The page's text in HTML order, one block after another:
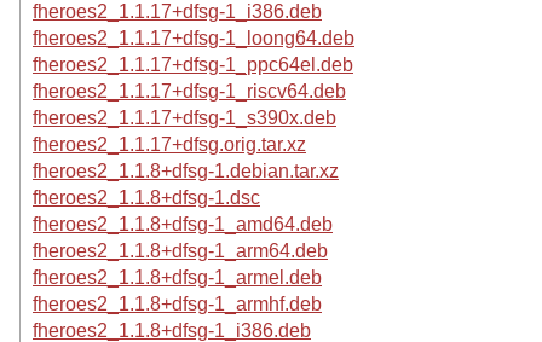
fheroes2_1.1.17+dfsg-1_i386.deb
fheroes2_1.1.17+dfsg-1_loong64.deb
fheroes2_1.1.17+dfsg-1_ppc64el.deb
fheroes2_1.1.17+dfsg-1_riscv64.deb
fheroes2_1.1.17+dfsg-1_s390x.deb
fheroes2_1.1.17+dfsg.orig.tar.xz
fheroes2_1.1.8+dfsg-1.debian.tar.xz
fheroes2_1.1.8+dfsg-1.dsc
fheroes2_1.1.8+dfsg-1_amd64.deb
fheroes2_1.1.8+dfsg-1_arm64.deb
fheroes2_1.1.8+dfsg-1_armel.deb
fheroes2_1.1.8+dfsg-1_armhf.deb
fheroes2_1.1.8+dfsg-1_i386.deb